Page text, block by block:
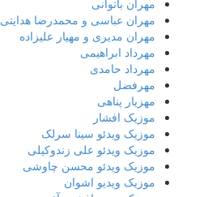
مهران باتوانی
مهران عباسی و محمدرضا هدایتی
مهران مدیری و مهیار علیزاده
مهرداد ابراهیمی
مهرداد حامدی
مهرفضل
مهزیار پناهی
موزیک افشار
موزیک ویدئو سینا سرلک
موزیک ویدئو علی زندوکیلی
موزیک ویدئو محسن چاوشی
موزیک ویدیو اشوان